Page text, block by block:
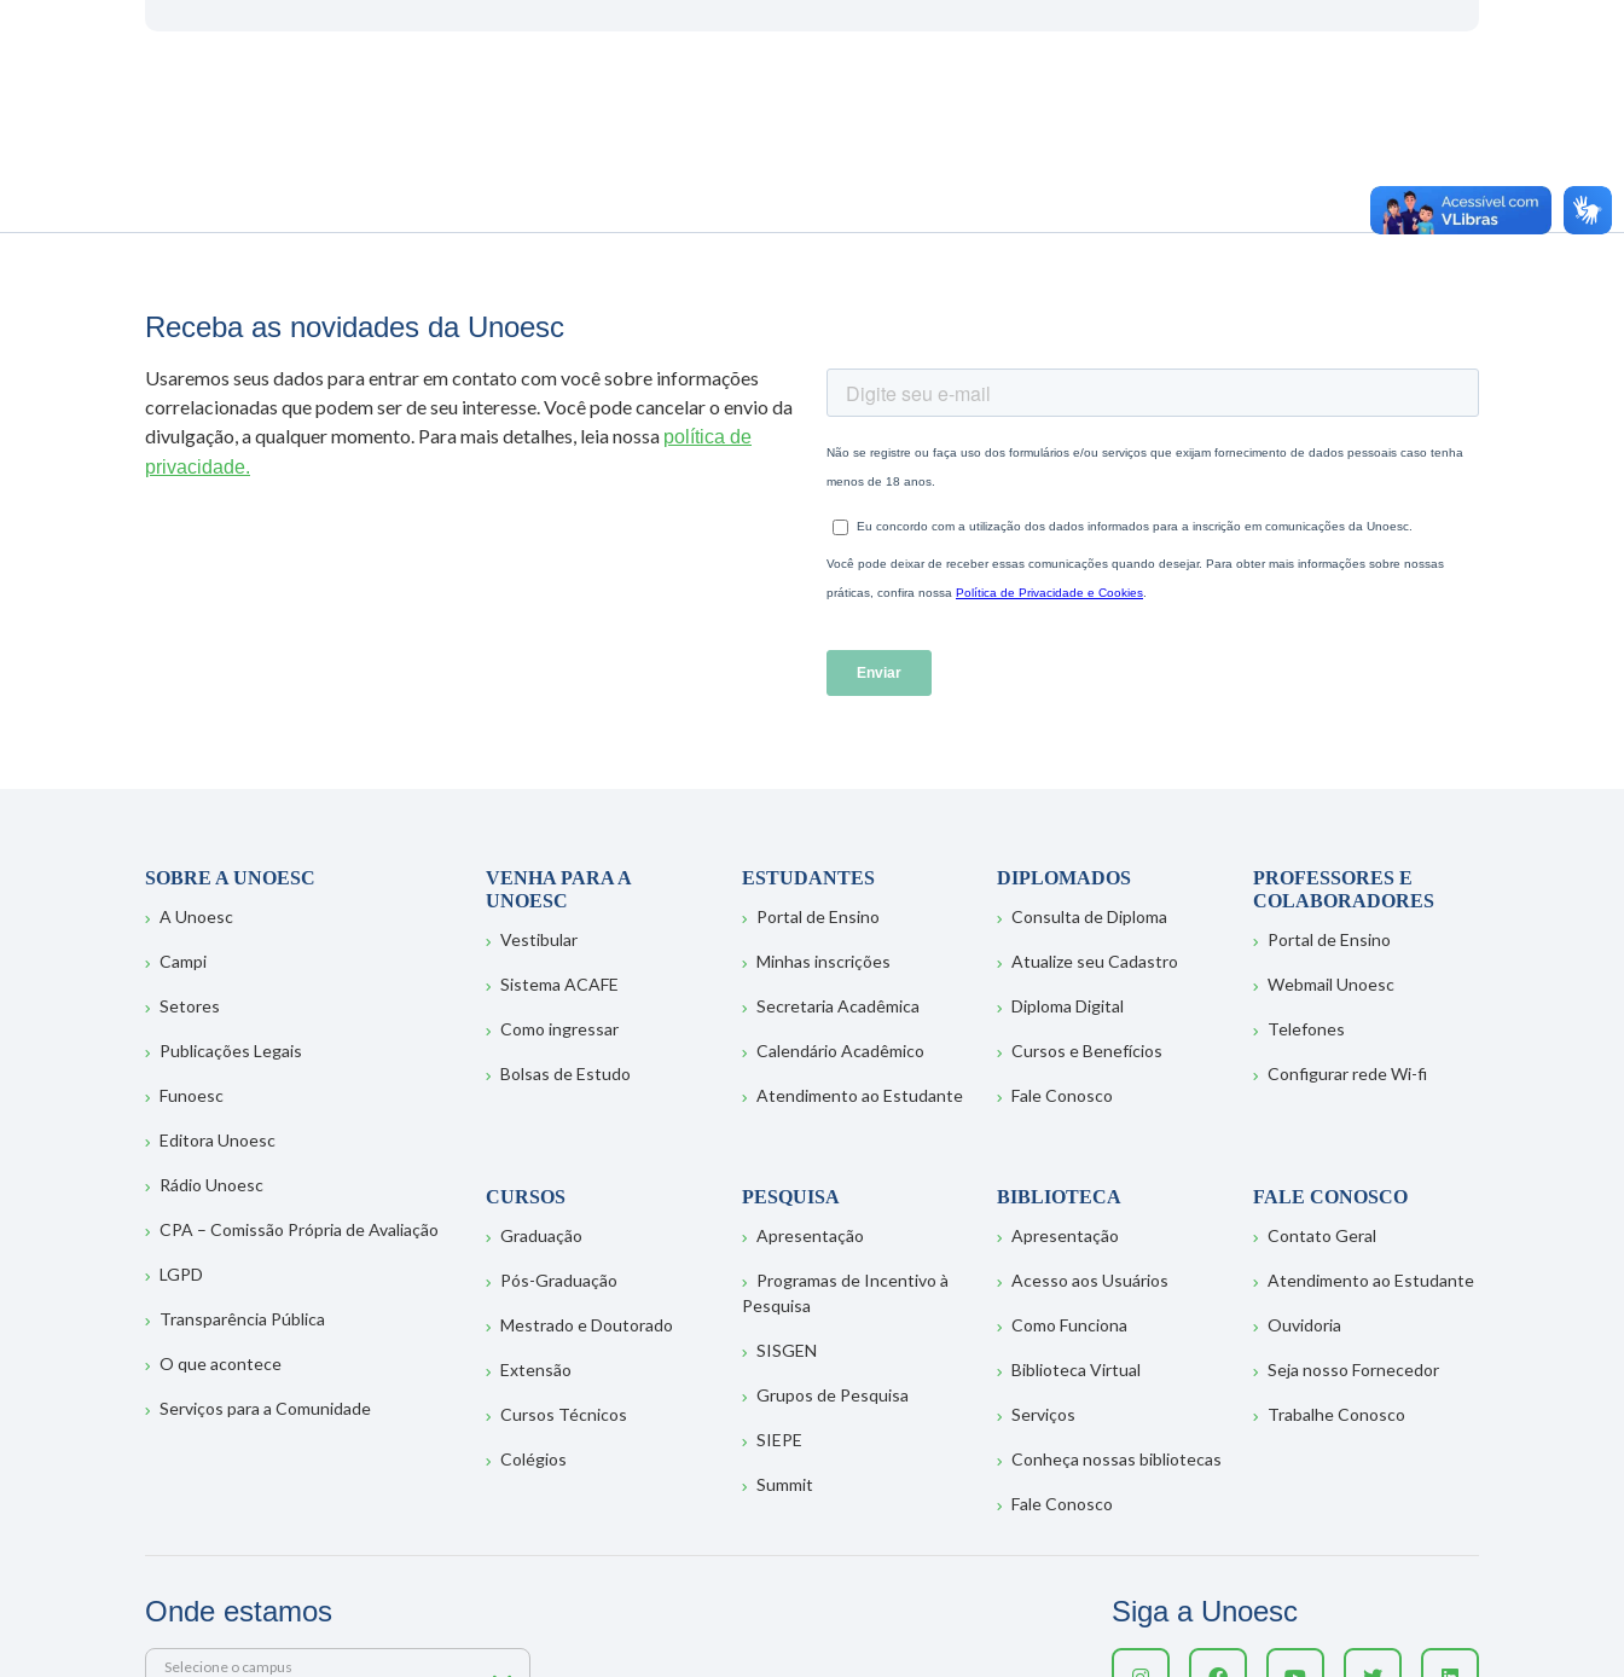
Receba as novidades da Unoesc
Usaremos seus dados para entrar em contato com você sobre informações
correlacionadas que podem ser de seu interesse. Você pode cancelar o envio da
divulgação, a qualquer momento. Para mais detalhes, leia nossa política de
privacidade.
SOBRE A UNOESC
A Unoesc
Campi
Setores
Publicações Legais
Funoesc
Editora Unoesc
Rádio Unoesc
CPA – Comissão Própria de Avaliação
LGPD
Transparência Pública
O que acontece
Serviços para a Comunidade
VENHA PARA A
UNOESC
Vestibular
Sistema ACAFE
Como ingressar
Bolsas de Estudo
ESTUDANTES
Portal de Ensino
Minhas inscrições
Secretaria Acadêmica
Calendário Acadêmico
Atendimento ao Estudante
DIPLOMADOS
Consulta de Diploma
Atualize seu Cadastro
Diploma Digital
Cursos e Benefícios
Fale Conosco
PROFESSORES E
COLABORADORES
Portal de Ensino
Webmail Unoesc
Telefones
Configurar rede Wi-fi
CURSOS
Graduação
Pós-Graduação
Mestrado e Doutorado
Extensão
Cursos Técnicos
Colégios
PESQUISA
Apresentação
Programas de Incentivo à
Pesquisa
SISGEN
Grupos de Pesquisa
SIEPE
Summit
BIBLIOTECA
Apresentação
Acesso aos Usuários
Como Funciona
Biblioteca Virtual
Serviços
Conheça nossas bibliotecas
Fale Conosco
FALE CONOSCO
Contato Geral
Atendimento ao Estudante
Ouvidoria
Seja nosso Fornecedor
Trabalhe Conosco
Onde estamos
Selecione o campus
Siga a Unoesc